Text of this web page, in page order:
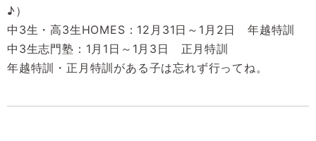
♪）
中3生・高3生HOMES：12月31日～1月2日 年越特訓
中3生志門塾：1月1日～1月3日 正月特訓
年越特訓・正月特訓がある子は忘れず行ってね。